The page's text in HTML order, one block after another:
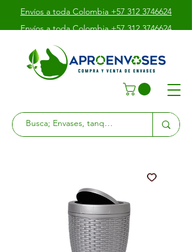
Envíos a toda Colombia +57 312 3746624
Envíos a toda Colombia +57 312 3746624
Envíos a toda Colombia +57 312 3746624
Av. Boyacá # 39 - 10 Sur